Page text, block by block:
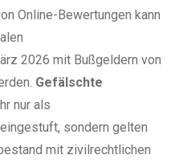
Online-Bewertungen kann
2026 mit Bußgeldern von
Gefälschte
nur als
sondern gelten
mit zivilrechtlichen